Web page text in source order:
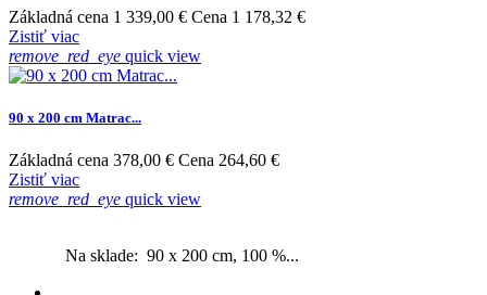
Základná cena 1 339,00 € Cena 1 178,32 €
Zistiť viac
remove_red_eye quick view
90 x 200 cm Matrac...
Základná cena 378,00 € Cena 264,60 €
Zistiť viac
remove_red_eye quick view
Na sklade: 90 x 200 cm, 100 %...